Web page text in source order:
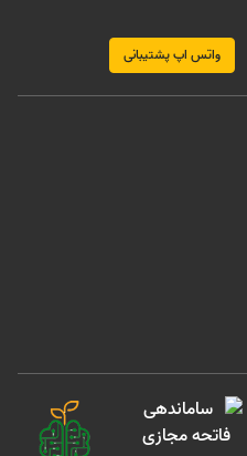
واتس اپ پشتیبانی